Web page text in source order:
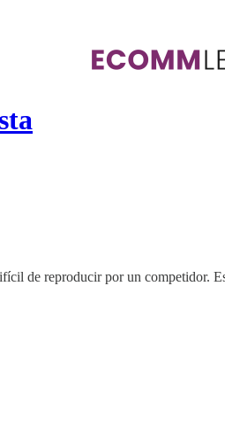
de reproducir por un competidor.